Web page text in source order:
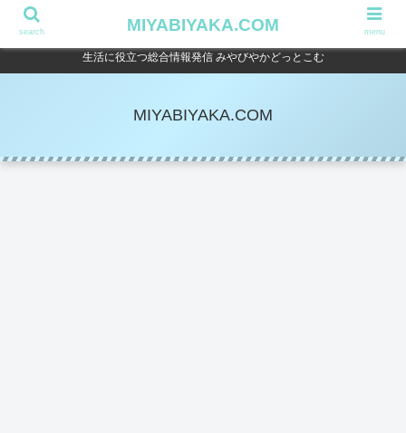
生活に役立つ総合情報発信 みやびやかどっとこむ
MIYABIYAKA.COM
search MIYABIYAKA.COM menu